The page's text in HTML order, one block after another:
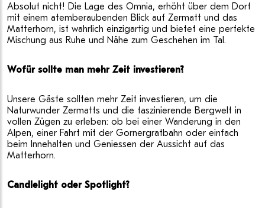
Absolut nicht! Die Lage des Omnia, erhöht über dem Dorf
mit einem atemberaubenden Blick auf Zermatt und das
Matterhorn, ist wahrlich einzigartig und bietet eine perfekte
Mischung aus Ruhe und Nähe zum Geschehen im Tal.
Wofür sollte man mehr Zeit investieren?
Unsere Gäste sollten mehr Zeit investieren, um die
Naturwunder Zermatts und die faszinierende Bergwelt in
vollen Zügen zu erleben: ob bei einer Wanderung in den
Alpen, einer Fahrt mit der Gornergratbahn oder einfach
beim Innehalten und Geniessen der Aussicht auf das
Matterhorn.
Candlelight oder Spotlight?